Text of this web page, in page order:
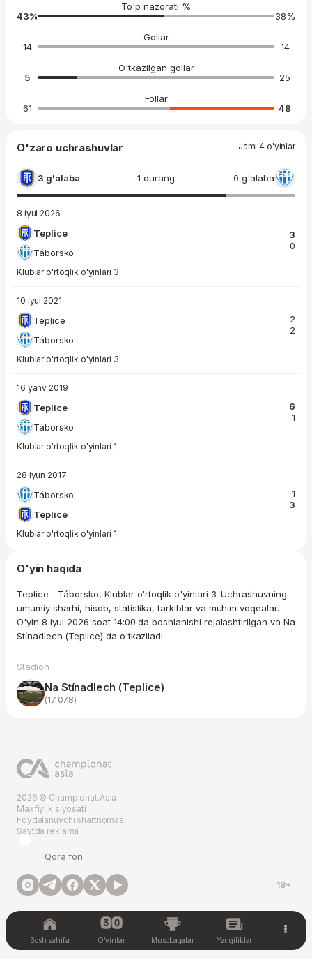
To'p nazorati %
43% 38%
Gollar
14
14
O'tkazilgan gollar
5
25
Follar
61
48
O'zaro uchrashuvlar Jami 4 o'yinlar
3 g'alaba 1 durang 0 g'alaba
8 iyul 2026
Teplice
Táborsko
3
0
Klublar o'rtoqlik o'yinlari 3
10 iyul 2021
Teplice
Táborsko
2
2
Klublar o'rtoqlik o'yinlari 3
16 yanv 2019
Teplice
Táborsko
6
1
Klublar o'rtoqlik o'yinlari 1
28 iyun 2017
Táborsko
Teplice
1
3
Klublar o'rtoqlik o'yinlari 1
O'yin haqida
Teplice - Táborsko, Klublar o'rtoqlik o'yinlari 3. Uchrashuvning
umumiy sharhi, hisob, statistika, tarkiblar va muhim voqealar.
O'yin 8 iyul 2026 soat 14:00 da boshlanishi rejalashtirilgan va Na
Stínadlech (Teplice) da o'tkaziladi.
Stadion
Na Stínadlech (Teplice)
(17 078)
2026 © Championat.Asia
Maxfiylik siyosati
Foydalanuvchi shartnomasi
Saytda reklama
Qora fon
18+
Bosh sahifa O'yinlar Musobaqalar Yangiliklar